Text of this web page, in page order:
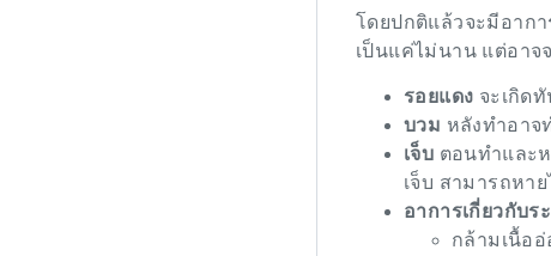
โดยปกติแล้วจะมีอากา
เป็นแค่ไม่นาน แต่อาจ
รอยแดง จะเกิด
บวม หลังทำอาจ
เจ็บ ตอนทำและ
เจ็บ สามารถหา
อาการเกี่ยวกับร
กล้ามเนื้อ